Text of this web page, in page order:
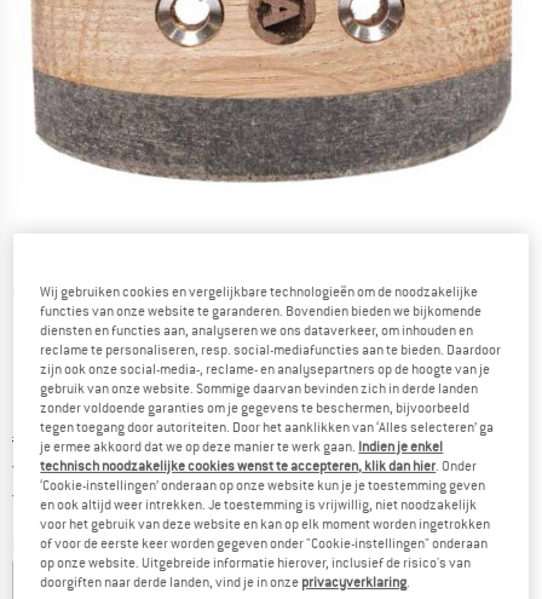
Gedetailleerde foto's
Oorspronkelijke prijs :
€ 168,95
Prijs:
vanaf€101,37 incl. BTW
Gratis verzending(NL)Nederland. Informatie over de
Kleur:Rose Sandstone
Dark Granite Rose Sandstone
Wij gebruiken cookies en vergelijkbare technologieën om de noodzakelijke
functies van onze website te garanderen. Bovendien bieden we bijkomende
diensten en functies aan, analyseren we ons dataverkeer, om inhouden en
reclame te personaliseren, resp. social-mediafuncties aan te bieden. Daardoor
zijn ook onze social-media-, reclame- en analysepartners op de hoogte van je
gebruik van onze website. Sommige daarvan bevinden zich in derde landen
zonder voldoende garanties om je gegevens te beschermen, bijvoorbeeld
tegen toegang door autoriteiten. Door het aanklikken van ‘Alles selecteren’ ga
je ermee akkoord dat we op deze manier te werk gaan. Indien je enkel
technisch noodzakelijke cookies wenst te accepteren, klik dan hier. Onder
‘Cookie-instellingen’ onderaan op onze website kun je je toestemming geven
en ook altijd weer intrekken. Je toestemming is vrijwillig, niet noodzakelijk
voor het gebruik van deze website en kan op elk moment worden ingetrokken
of voor de eerste keer worden gegeven onder "Cookie-instellingen" onderaan
op onze website. Uitgebreide informatie hierover, inclusief de risico's van
doorgiften naar derde landen, vind je in onze privacyverklaring.